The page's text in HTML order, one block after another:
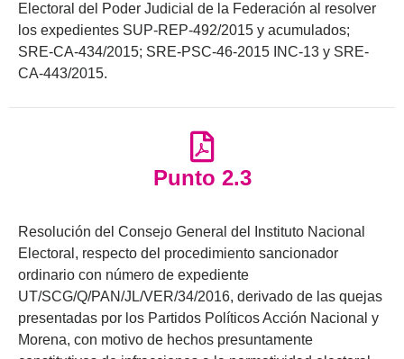
Electoral del Poder Judicial de la Federación al resolver
los expedientes SUP-REP-492/2015 y acumulados;
SRE-CA-434/2015; SRE-PSC-46-2015 INC-13 y SRE-
CA-443/2015.
Punto 2.3
Resolución del Consejo General del Instituto Nacional
Electoral, respecto del procedimiento sancionador
ordinario con número de expediente
UT/SCG/Q/PAN/JL/VER/34/2016, derivado de las quejas
presentadas por los Partidos Políticos Acción Nacional y
Morena, con motivo de hechos presuntamente